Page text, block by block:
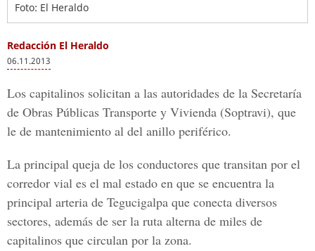
Foto: El Heraldo
Redacción El Heraldo
06.11.2013
Los capitalinos solicitan a las autoridades de la Secretaría
de Obras Públicas Transporte y Vivienda (Soptravi), que
le de mantenimiento al del anillo periférico.
La principal queja de los conductores que transitan por el
corredor vial es el mal estado en que se encuentra la
principal arteria de Tegucigalpa que conecta diversos
sectores, además de ser la ruta alterna de miles de
capitalinos que circulan por la zona.